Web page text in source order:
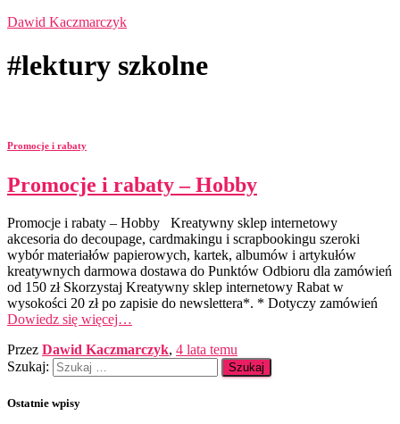
Dawid Kaczmarczyk
#lektury szkolne
Promocje i rabaty
Promocje i rabaty – Hobby
Promocje i rabaty – Hobby Kreatywny sklep internetowy
akcesoria do decoupage, cardmakingu i scrapbookingu szeroki
wybór materiałów papierowych, kartek, albumów i artykułów
kreatywnych darmowa dostawa do Punktów Odbioru dla zamówień
od 150 zł Skorzystaj Kreatywny sklep internetowy Rabat w
wysokości 20 zł po zapisie do newslettera*. * Dotyczy zamówień
Dowiedz się więcej…
Przez Dawid Kaczmarczyk, 4 lata temu
Szukaj:
Ostatnie wpisy